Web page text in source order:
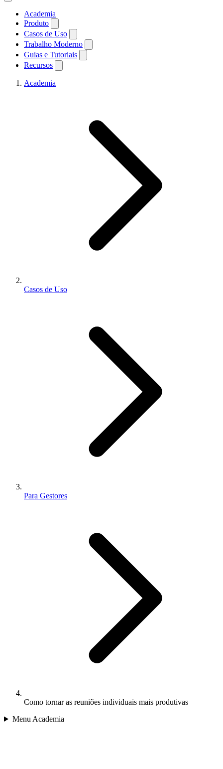
Academia
Produto
Casos de Uso
Trabalho Moderno
Guias e Tutoriais
Recursos
Academia
Casos de Uso
Para Gestores
Como tornar as reuniões individuais mais produtivas
Menu Academia